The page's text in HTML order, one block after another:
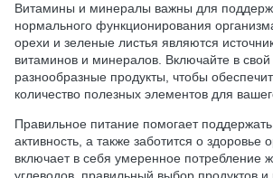
Витамины и минералы важны для
нормального функционирования
орехи и зеленые листья являются
витаминов и минералов. Включайте в
разнообразные продукты, чтобы
количество полезных элементов для
Правильное питание помогает
активность, а также заботится о здоровье
включает в себя умеренное потребление